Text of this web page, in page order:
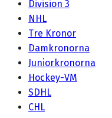
Division 3
NHL
Tre Kronor
Damkronorna
Juniorkronorna
Hockey-VM
SDHL
CHL